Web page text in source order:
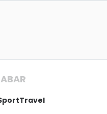
Travel